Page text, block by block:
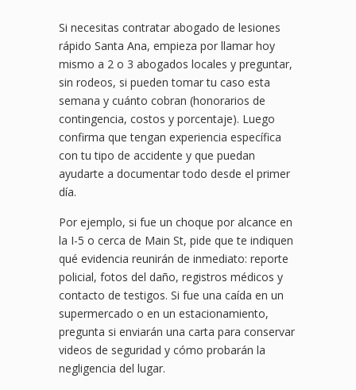
Si necesitas contratar abogado de lesiones
rápido Santa Ana, empieza por llamar hoy
mismo a 2 o 3 abogados locales y preguntar,
sin rodeos, si pueden tomar tu caso esta
semana y cuánto cobran (honorarios de
contingencia, costos y porcentaje). Luego
confirma que tengan experiencia específica
con tu tipo de accidente y que puedan
ayudarte a documentar todo desde el primer
día.
Por ejemplo, si fue un choque por alcance en
la I-5 o cerca de Main St, pide que te indiquen
qué evidencia reunirán de inmediato: reporte
policial, fotos del daño, registros médicos y
contacto de testigos. Si fue una caída en un
supermercado o en un estacionamiento,
pregunta si enviarán una carta para conservar
videos de seguridad y cómo probarán la
negligencia del lugar.